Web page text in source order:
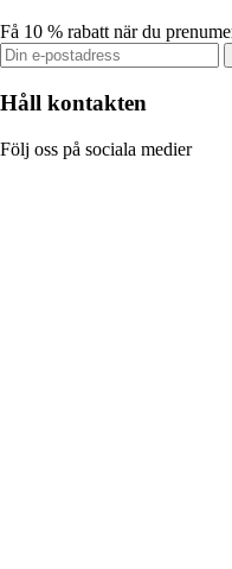
Få 10 % rabatt när du
Håll kontakten
Följ oss på sociala medier